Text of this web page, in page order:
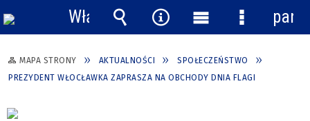
MAPA STRONY AKTUALNOŚCI
SPOŁECZEŃSTWO
PREZYDENT WŁOCŁAWKA ZAPRASZA NA OBCHODY DNIA FLAGI
Włącz
powiadomienia
Wyszukiwarka
Narzędzia
Menu
główne
Menu
panel